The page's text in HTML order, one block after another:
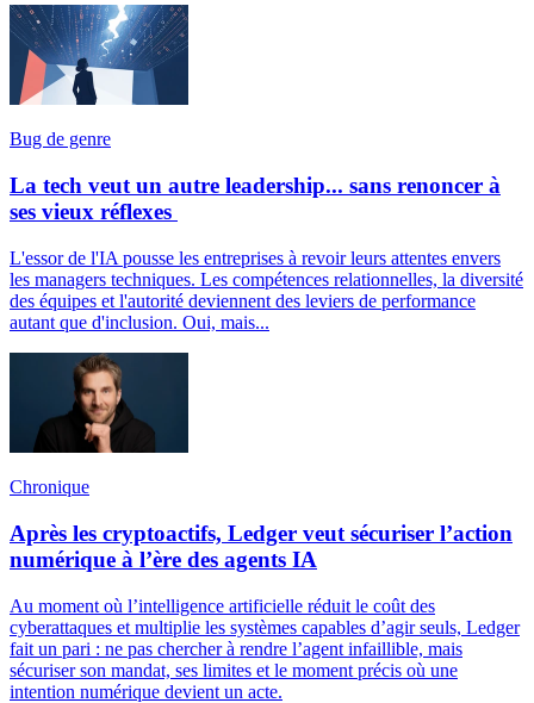
Bug de genre
La tech veut un autre leadership... sans renoncer à
ses vieux réflexes
L'essor de l'IA pousse les entreprises à revoir leurs attentes envers
les managers techniques. Les compétences relationnelles, la diversité
des équipes et l'autorité deviennent des leviers de performance
autant que d'inclusion. Oui, mais...
Chronique
Après les cryptoactifs, Ledger veut sécuriser l’action
numérique à l’ère des agents IA
Au moment où l’intelligence artificielle réduit le coût des
cyberattaques et multiplie les systèmes capables d’agir seuls, Ledger
fait un pari : ne pas chercher à rendre l’agent infaillible, mais
sécuriser son mandat, ses limites et le moment précis où une
intention numérique devient un acte.